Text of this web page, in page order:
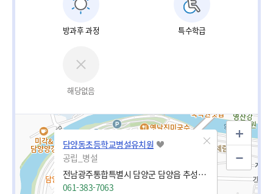
방과후 과정 특수학급
해당없음
담양동초등학교병설유치원
공립_병설
전남광주통합특별시 담양군 담양읍 추성로 1323
061-383-7063